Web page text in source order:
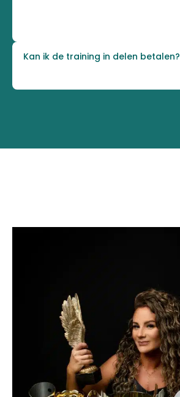
Kan ik de training in delen betalen?